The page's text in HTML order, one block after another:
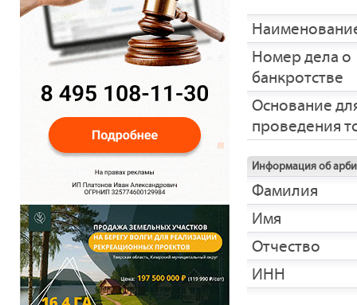
Номер дела о
банкротстве
Основание
проведения
Информация об
Фамилия
Имя
Отчество
ИНН